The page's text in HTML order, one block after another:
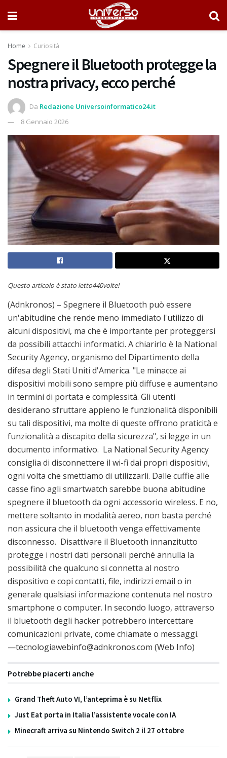
Home Curiosità
Spegnere il Bluetooth protegge la
nostra privacy, ecco perché
Da Redazione Universoinformatico24.it
8 Gennaio 2026
Questo articolo è stato letto440volte!
(Adnkronos) – Spegnere il Bluetooth può essere
un'abitudine che rende meno immediato l'utilizzo di
alcuni dispositivi, ma che è importante per proteggersi
da possibili attacchi informatici. A chiarirlo è la National
Security Agency, organismo del Dipartimento della
difesa degli Stati Uniti d'America. "Le minacce ai
dispositivi mobili sono sempre più diffuse e aumentano
in termini di portata e complessità. Gli utenti
desiderano sfruttare appieno le funzionalità disponibili
su tali dispositivi, ma molte di queste offrono praticità e
funzionalità a discapito della sicurezza", si legge in un
documento informativo. La National Security Agency
consiglia di disconnettere il wi-fi dai propri dispositivi,
ogni volta che smettiamo di utilizzarli. Dalle cuffie alle
casse fino agli smartwatch sarebbe buona abitudine
spegnere il bluetooth da ogni accessorio wireless. E no,
mettere soltanto in modalità aereo, non basta perché
non assicura che il bluetooth venga effettivamente
disconnesso. Disattivare il Bluetooth innanzitutto
protegge i nostri dati personali perché annulla la
possibilità che qualcuno si connetta al nostro
dispositivo e copi contatti, file, indirizzi email o in
generale qualsiasi informazione contenuta nel nostro
smartphone o computer. In secondo luogo, attraverso
il bluetooth degli hacker potrebbero intercettare
comunicazioni private, come chiamate o messaggi.
—tecnologiawebinfo@adnkronos.com (Web Info)
Potrebbe piacerti anche
Grand Theft Auto VI, l’anteprima è su Netflix
Just Eat porta in Italia l’assistente vocale con IA
Minecraft arriva su Nintendo Switch 2 il 27 ottobre